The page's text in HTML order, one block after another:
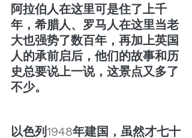
阿拉伯人在这里可是住了上千
年，希腊人、罗马人在这里当老
大也强势了数百年，再加上英国
人的承前启后，他们的故事和历
史总要说上一说，这景点又多了
不少。
以色列1948年建国，虽然才七十